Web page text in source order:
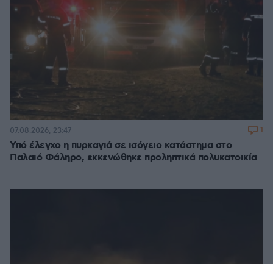
Υπό έλεγχο η πυρκαγιά σε ισόγειο κατάστημα στο
Παλαιό Φάληρο, εκκενώθηκε προληπτικά πολυκατοικία
07.08.2026, 23:47 1